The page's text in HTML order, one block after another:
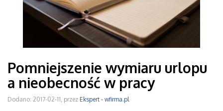
Pomniejszenie wymiaru urlopu
a nieobecność w pracy
Dodano: 2017-02-11, przez Ekspert - wfirma.pl